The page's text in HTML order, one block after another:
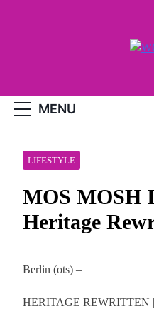
MENU
LIFESTYLE
MOS MOSH
Heritage
Berlin (ots) –
HERITAGE